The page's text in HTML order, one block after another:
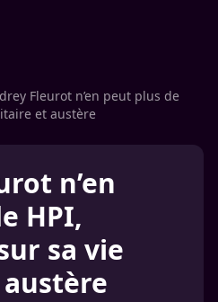
Fleurot n’en peut plus de
et austère
n’en
HPI,
sa vie